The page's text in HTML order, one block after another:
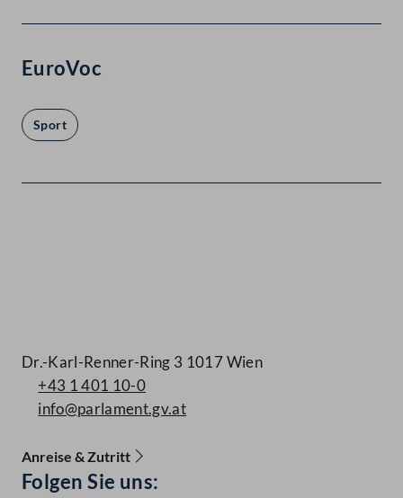
Accessibility Menu anzeigen
EuroVoc
Sport
Dr.-Karl-Renner-Ring 3 1017 Wien
+43 1 401 10-0
info@parlament.gv.at
Anreise & Zutritt
Folgen Sie uns: